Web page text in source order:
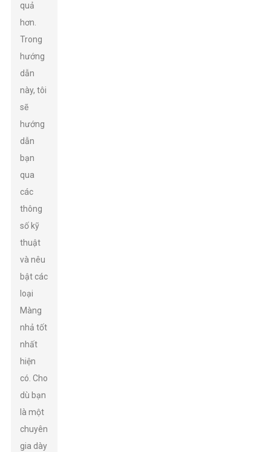
quả
hơn.
Trong
hướng
dẫn
này, tôi
sẽ
hướng
dẫn
bạn
qua
các
thông
số kỹ
thuật
và nêu
bật các
loại
Màng
nhả tốt
nhất
hiện
có. Cho
dù bạn
là một
chuyên
gia dày